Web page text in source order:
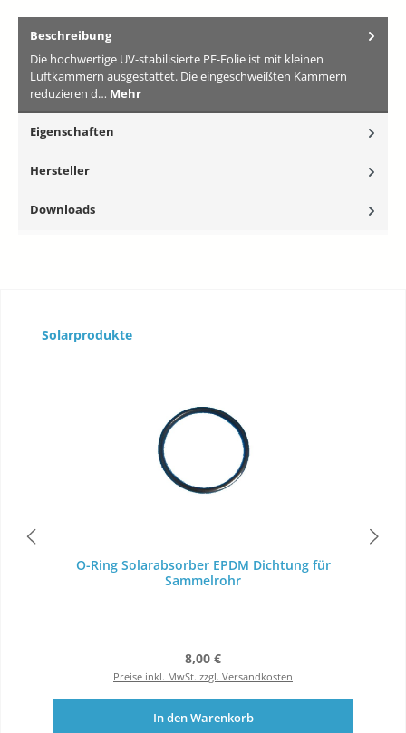
Beschreibung
Die hochwertige UV-stabilisierte PE-Folie ist mit kleinen
Luftkammern ausgestattet. Die eingeschweißten Kammern
reduzieren d… Mehr
Eigenschaften
Hersteller
Downloads
Produktgalerie überspringen
Solarprodukte
O-Ring Solarabsorber EPDM Dichtung für
Sammelrohr
Regulärer Preis:
8,00 €
Preise inkl. MwSt. zzgl. Versandkosten
In den Warenkorb